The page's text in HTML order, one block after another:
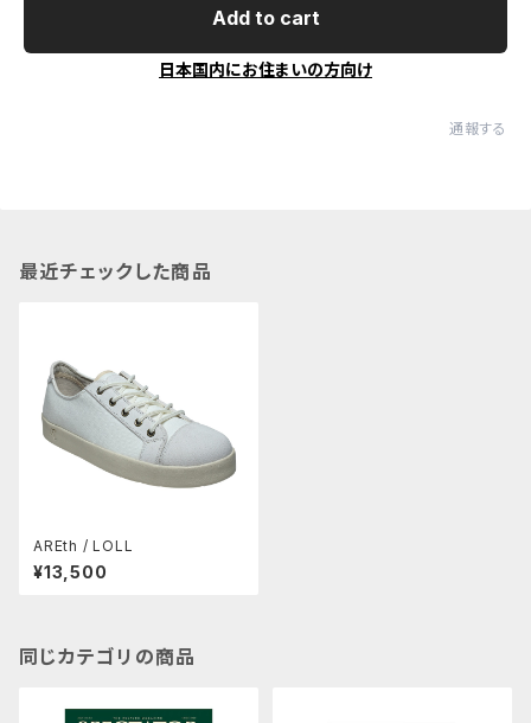
Add to cart
日本国内にお住まいの方向け
通報する
最近チェックした商品
AREth / LOLL
¥13,500
同じカテゴリの商品